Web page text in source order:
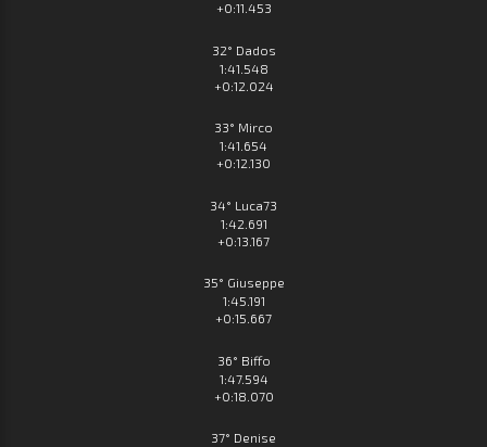
+0:11.453
32° Dados
1:41.548
+0:12.024
33° Mirco
1:41.654
+0:12.130
34° Luca73
1:42.691
+0:13.167
35° Giuseppe
1:45.191
+0:15.667
36° Biffo
1:47.594
+0:18.070
37° Denise